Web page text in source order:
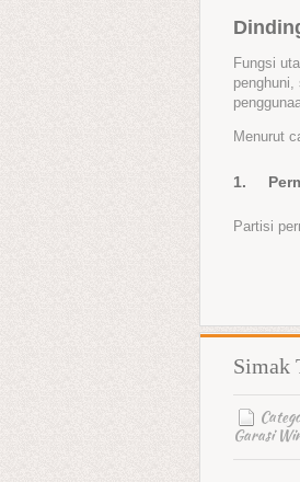
Fungsi
penghuni,
Menurut
1.
Partisi
Simak
Garasi